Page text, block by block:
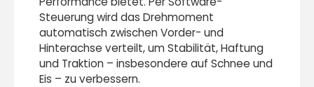
Steuerung wird das Drehmoment
automatisch zwischen Vorder- und
Hinterachse verteilt, um Stabilität, Haftung
und Traktion – insbesondere auf Schnee und
Eis – zu verbessern.